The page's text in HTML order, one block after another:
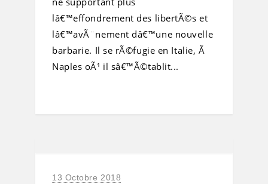
lâ€™effondrement des libertÃ©s et
lâ€™avÃ¨nement dâ€™une nouvelle
barbarie. Il se rÃ©fugie en Italie, Ã
Naples oÃ¹ il sâ€™Ã©tablit...
13 Octobre 2018